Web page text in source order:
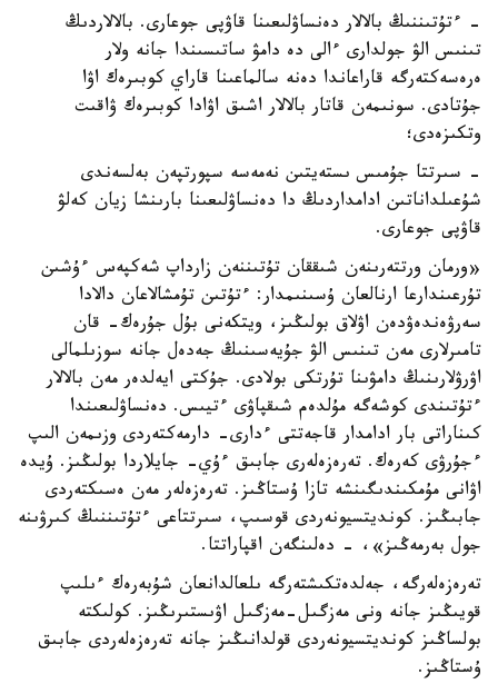
- ءتۇتىننىڭ بالالار دەنساۋلىعىنا قاۋپى جوعارى. بالالاردىڭ
تىنىس الۋ جولدارى ءالى دە دامۋ ساتىسىندا جانە ولار
ەرەسەكتەرگە قاراعاندا دەنە سالماعىنا قاراي كوبىرەك اۋا
جۇتادى. سونىمەن قاتار بالالار اشىق اۋادا كوبىرەك ۋاقىت
وتكىزەدى؛
- سىرتتا جۇمىس ىستەيتىن نەمەسە سپورتپەن بەلسەندى
شۇعىلداناتىن ادامداردىڭ دا دەنساۋلىعىنا بارىنشا زيان كەلۋ
قاۋپى جوعارى.
«ورمان ورتتەرىنەن شىققان تۇتىننەن زارداپ شەكپەس ءۇشىن
تۇرعىندارعا ارنالعان ۇسىنىمدار: ءتۇتىن تۇمشالاعان دالادا
سەرۋەندەۋدەن اۋلاق بولىڭىز، ويتكەنى بۇل جۇرەك- قان
تامىرلارى مەن تىنىس الۋ جۇيەسىنىڭ جەدەل جانە سوزىلمالى
اۋرۋلارىنىڭ دامۋىنا تۇرتكى بولادى. جۇكتى ايەلدەر مەن بالالار
ءتۇتىندى كوشەگە مۇلدەم شىقپاۋى ءتيىس. دەنساۋلىعىندا
كىناراتى بار ادامدار قاجەتتى ءدارى- دارمەكتەردى وزىمەن الىپ
ءجۇرۋى كەرەك. تەرەزەلەرى جابىق ءۇي- جايلاردا بولىڭىز. ۇيدە
اۋانى مۇمكىندىگىنشە تازا ۇستاڭىز. تەرەزەلەر مەن ەسىكتەردى
جابىڭىز. كونديتسيونەردى قوسىپ، سىرتتاعى ءتۇتىننىڭ كىرۋىنە
جول بەرمەڭىز»، - دەلىنگەن اقپاراتتا.
تەرەزەلەرگە، جەلدەتكىشتەرگە ىلعالدانعان شۇبەرەك ءىلىپ
قويىڭىز جانە ونى مەزگىل-مەزگىل اۋىستىرىڭىز. كولىكتە
بولساڭىز كونديتسيونەردى قولدانىڭىز جانە تەرەزەلەردى جابىق
ۇستاڭىز.